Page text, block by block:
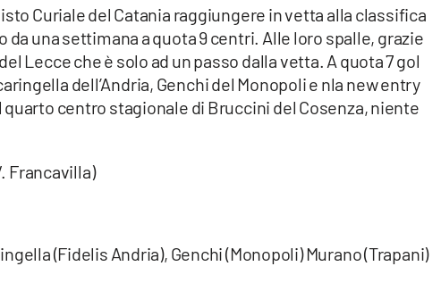
Curiale del Catania raggiungere in vetta alla classifica
una settimana a quota 9 centri. Alle loro spalle, grazie
Lecce che è solo ad un passo dalla vetta. A quota 7 gol
dell’Andria, Genchi del Monopoli e nla new entry
quarto centro stagionale di Bruccini del Cosenza, niente
Francavilla)
(Fidelis Andria), Genchi (Monopoli) Murano (Trapani)